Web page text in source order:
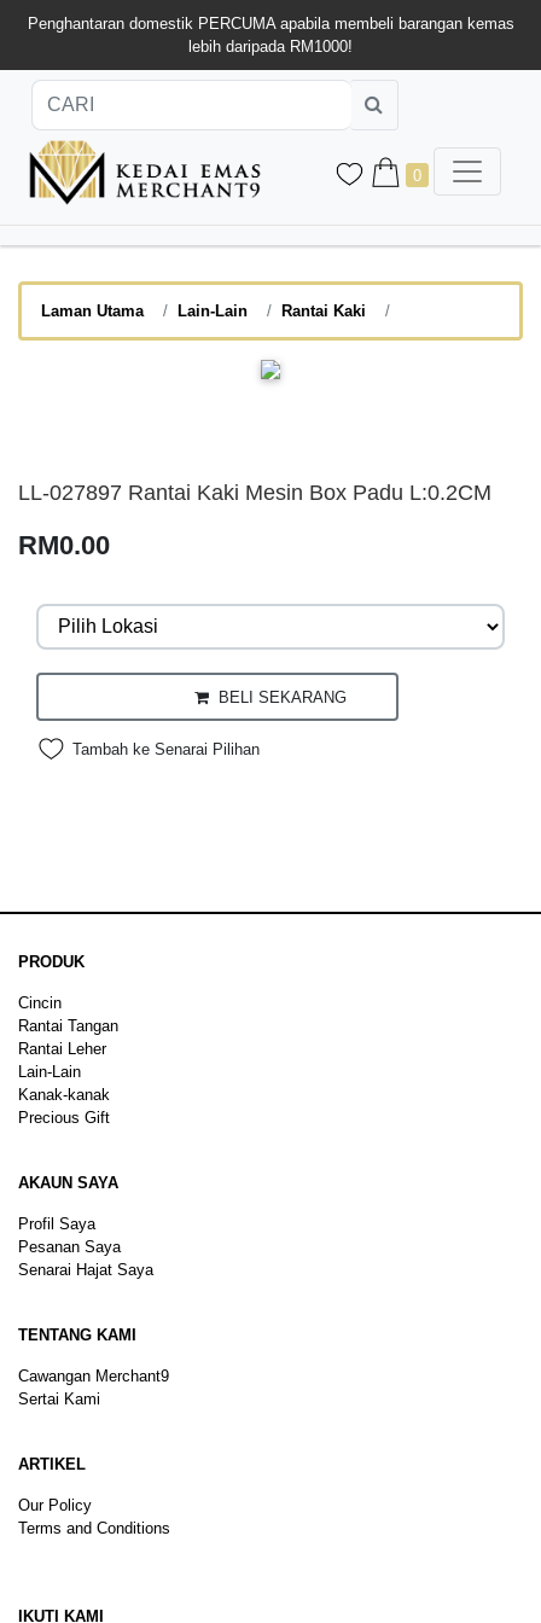
Penghantaran domestik PERCUMA apabila membeli barangan kemas
lebih daripada RM1000!
0
Laman Utama Lain-Lain Rantai Kaki
LL-027897 Rantai Kaki Mesin Box Padu L:0.2CM
RM0.00
BELI SEKARANG
Tambah ke Senarai Pilihan
PRODUK
Cincin
Rantai Tangan
Rantai Leher
Lain-Lain
Kanak-kanak
Precious Gift
AKAUN SAYA
Profil Saya
Pesanan Saya
Senarai Hajat Saya
TENTANG KAMI
Cawangan Merchant9
Sertai Kami
ARTIKEL
Our Policy
Terms and Conditions
IKUTI KAMI